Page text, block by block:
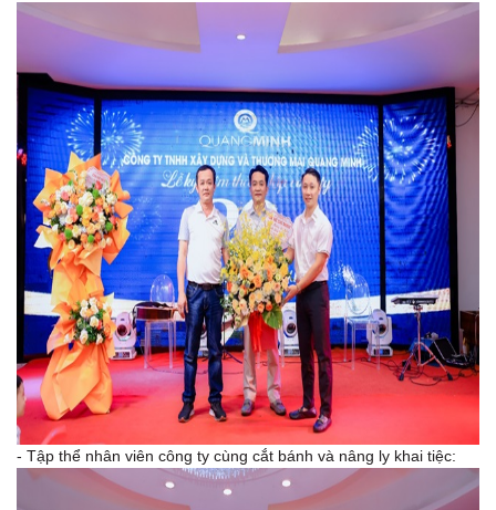
- Tập thể nhân viên công ty cùng cắt bánh và nâng ly khai tiệc: